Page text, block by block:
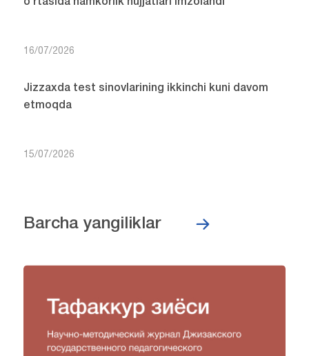
o‘rtasida hamkorlik hujjatlari imzolandi
16/07/2026
Jizzaxda test sinovlarining ikkinchi kuni davom
etmoqda
15/07/2026
Barcha yangiliklar